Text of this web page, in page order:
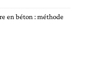
en béton : méthode